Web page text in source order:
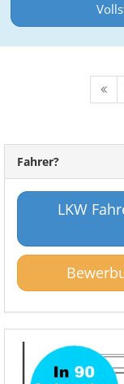
Fahrer?
LKW